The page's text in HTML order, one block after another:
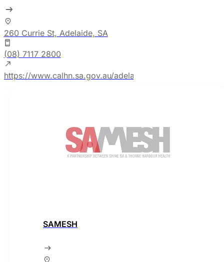
260 Currie St, Adelaide, SA
(08) 7117 2800
https://www.calhn.sa.gov.au/adelaide-sexual-health-
SAMESH